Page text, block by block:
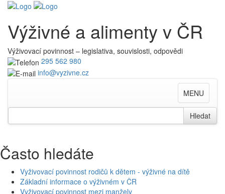
Výživné a alimenty v ČR
Výživovací povinnost – legislativa, souvislosti, odpovědi
295 562 980
info@vyzivne.cz
Toggle
navigation
MENU
Search
for
Hledat
Často hledáte
Vyživovací povinnost rodičů k dětem - výživné na dítě
Základní informace o výživném v ČR
Vyživovací povinnost mezi manžely